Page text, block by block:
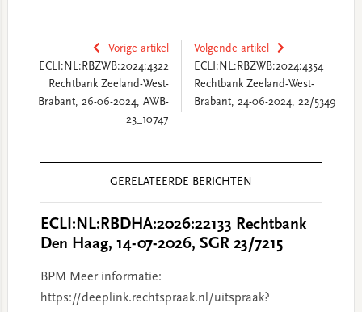
Vorige artikel
ECLI:NL:RBZWB:2024:4322
Rechtbank Zeeland-West-
Brabant, 26-06-2024, AWB-
23_10747
Volgende artikel
ECLI:NL:RBZWB:2024:4354
Rechtbank Zeeland-West-
Brabant, 24-06-2024, 22/5349
GERELATEERDE BERICHTEN
ECLI:NL:RBDHA:2026:22133 Rechtbank
Den Haag, 14-07-2026, SGR 23/7215
BPM Meer informatie:
https://deeplink.rechtspraak.nl/uitspraak?